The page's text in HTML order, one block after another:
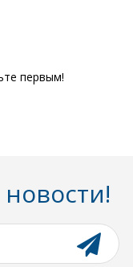
первым!